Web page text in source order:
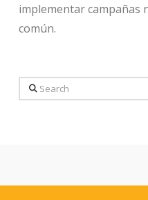
implementar campañas
común.
Search